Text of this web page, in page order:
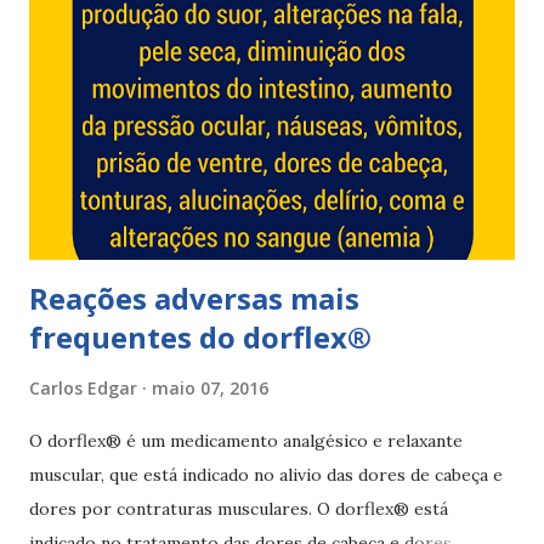
comprimidos por dia). Não use mais de 10 dias seguidos
sem indicação médica. Efeitos adversos de cefaliv® Efeitos
adversos de cefaliv® muito comuns (>10%) dores de
estômago sonolência tontura náuseas Efeitos adversos de
cefaliv® comuns (1 a 10%) dores musculares vômitos azia
boca seca astenia hipotensão taquicardia rash cutâneo
suores intenso...
Reações adversas mais
frequentes do dorflex®
Carlos Edgar maio 07, 2016
O dorflex® é um medicamento analgésico e relaxante
muscular, que está indicado no alivio das dores de cabeça e
dores por contraturas musculares. O dorflex® está